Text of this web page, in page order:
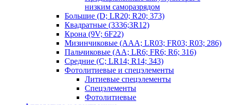
низким саморазрядом
Большие (D; LR20; R20; 373)
Квадратные (3336;3R12)
Крона (9V; 6F22)
Мизинчиковые (AAA; LR03; FR03; R03; 286)
Пальчиковые (AA; LR6; FR6; R6; 316)
Средние (C; LR14; R14; 343)
Фотолитиевые и спецэлементы
Литиевые спецэлементы
Спецэлементы
Фотолитиевые